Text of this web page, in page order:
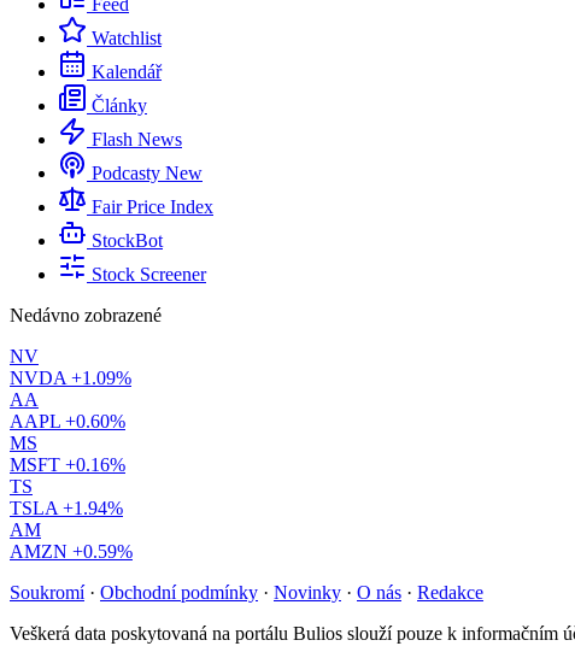
Feed
Watchlist
Kalendář
Články
Flash News
Podcasty New
Fair Price Index
StockBot
Stock Screener
Nedávno zobrazené
NV
NVDA +1.09%
AA
AAPL +0.60%
MS
MSFT +0.16%
TS
TSLA +1.94%
AM
AMZN +0.59%
Soukromí · Obchodní podmínky · Novinky · O nás · Redakce
Veškerá data poskytovaná na portálu Bulios slouží pouze k informačním